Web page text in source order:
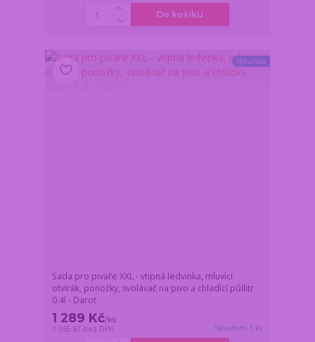
Do košíku
Novinka
Sada pro pivaře XXL - vtipná ledvinka, mluvící
otvírák, ponožky, svolávač na pivo a chladící půllitr
0.4l - Darot
1 289 Kč/ks
1 065 Kč bez DPH Skladem 1 ks